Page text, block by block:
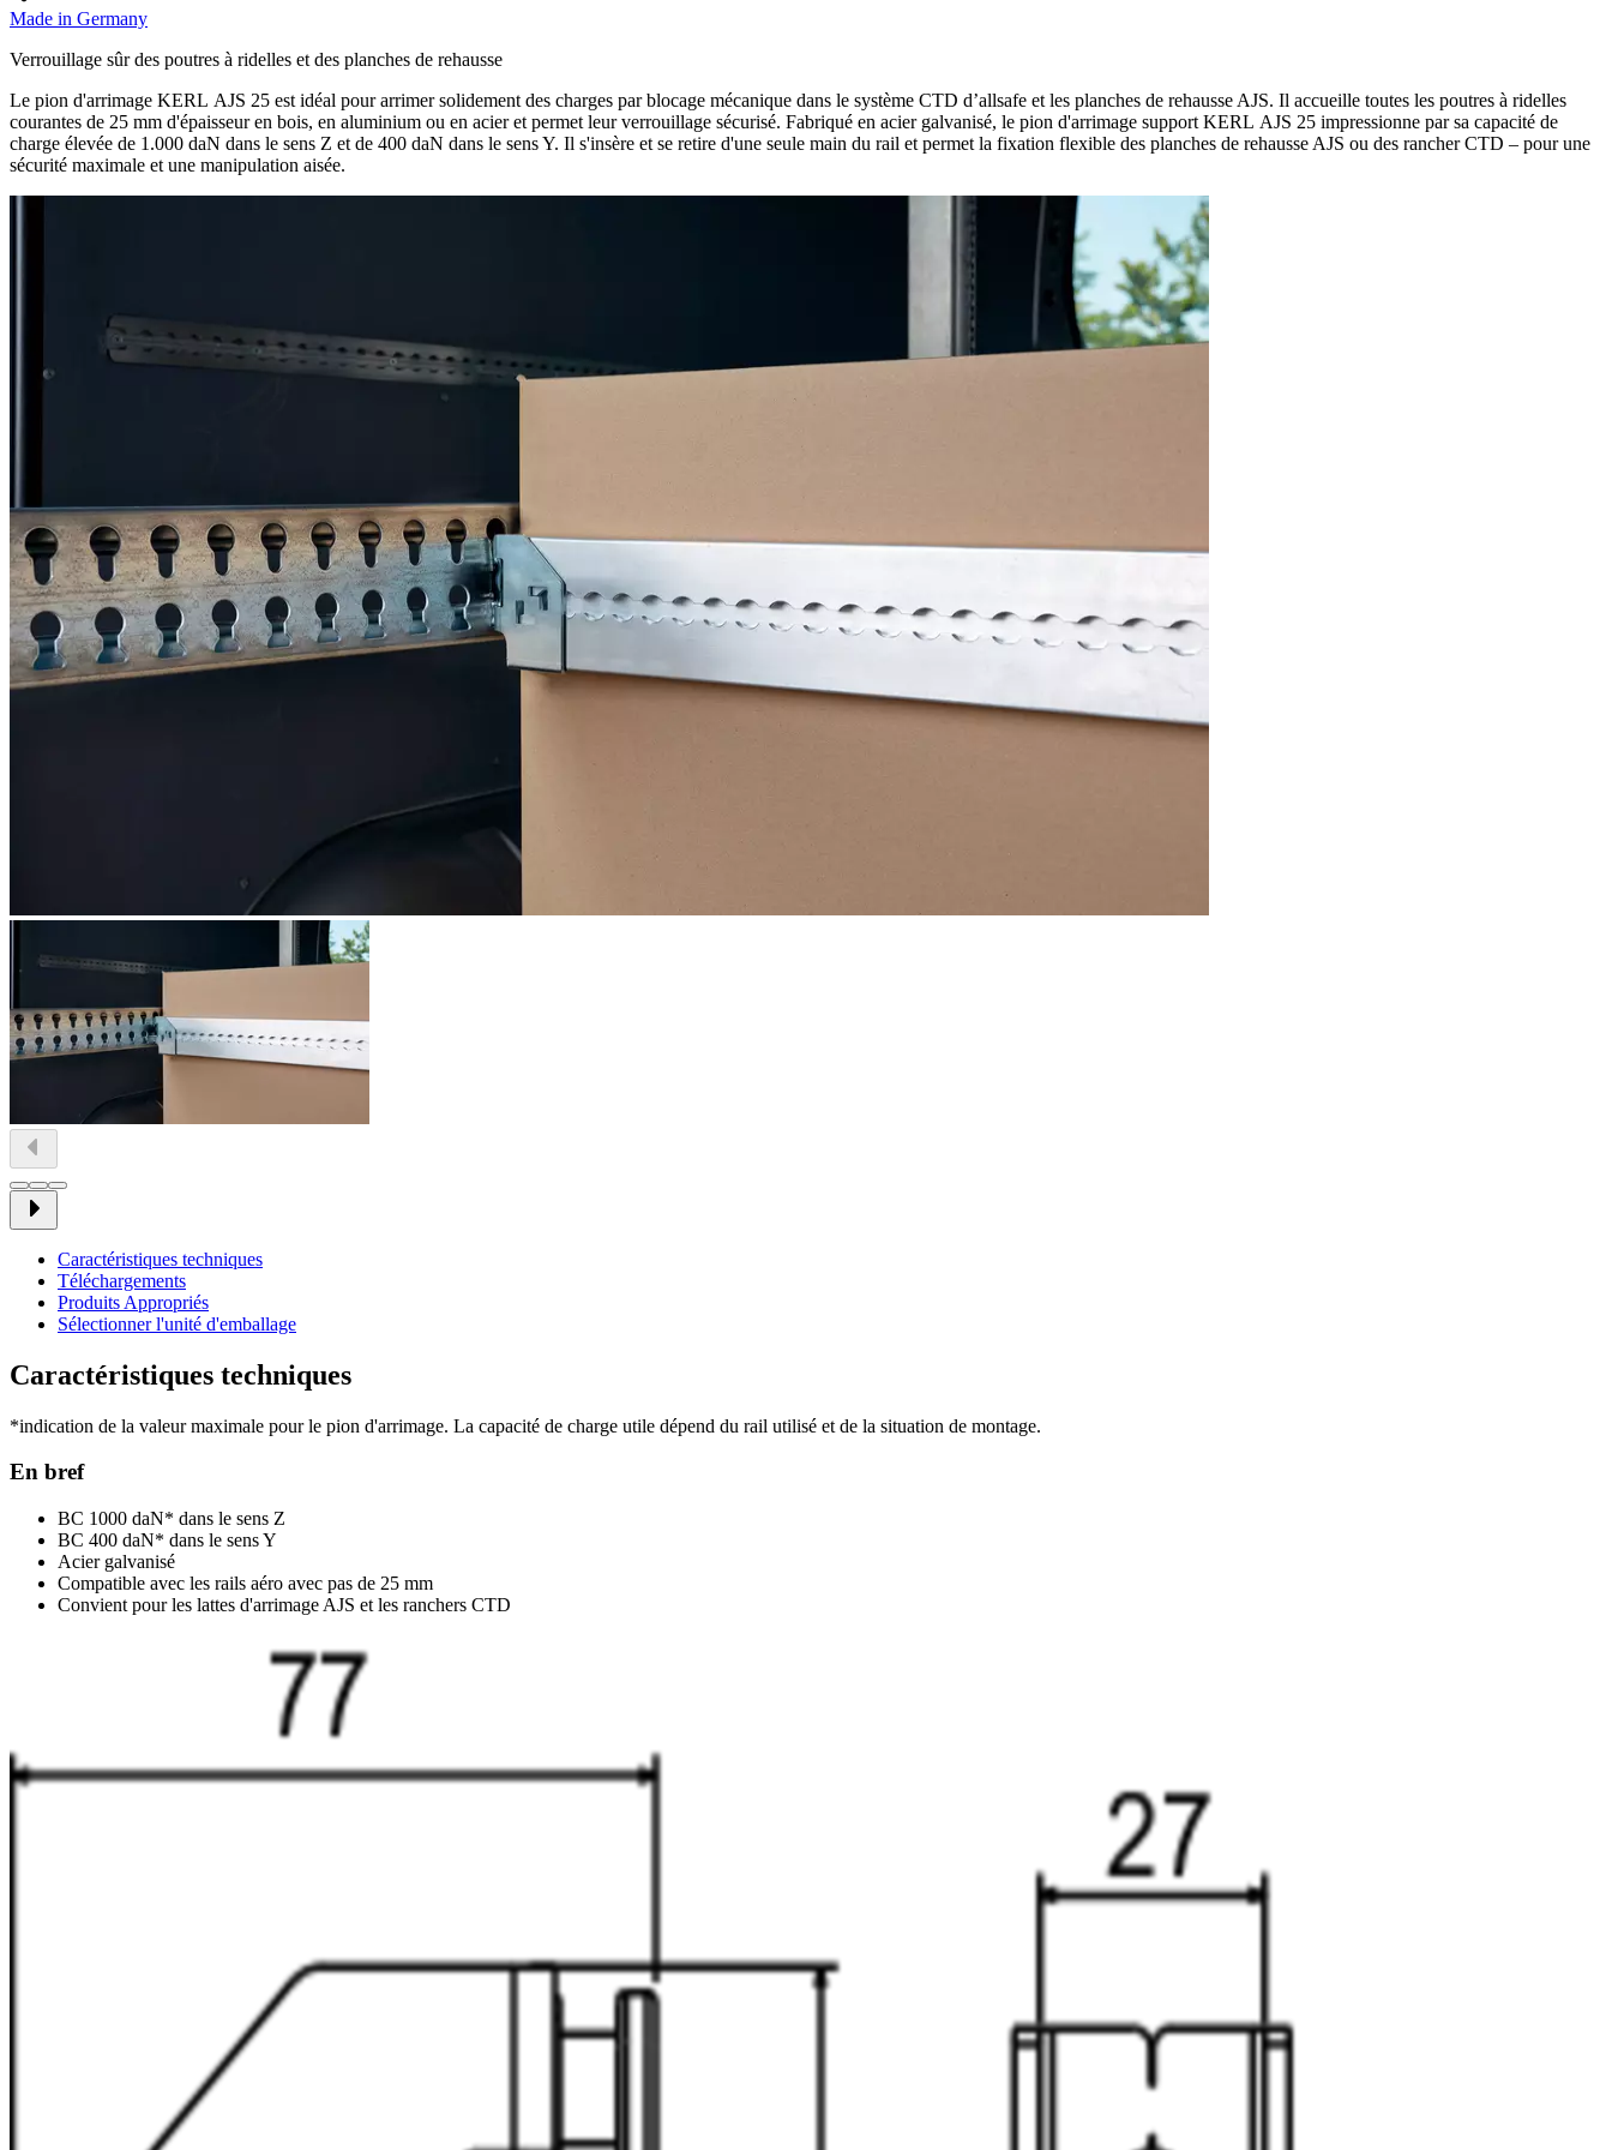
Made in Germany
Verrouillage sûr des poutres à ridelles et des planches de rehausse
Le pion d'arrimage KERL AJS 25 est idéal pour arrimer solidement des charges par blocage mécanique dans le système CTD d’allsafe et les planches de rehausse AJS. Il accueille toutes les poutres à ridelles
courantes de 25 mm d'épaisseur en bois, en aluminium ou en acier et permet leur verrouillage sécurisé. Fabriqué en acier galvanisé, le pion d'arrimage support KERL AJS 25 impressionne par sa capacité de
charge élevée de 1.000 daN dans le sens Z et de 400 daN dans le sens Y. Il s'insère et se retire d'une seule main du rail et permet la fixation flexible des planches de rehausse AJS ou des rancher CTD – pour une
sécurité maximale et une manipulation aisée.
Caractéristiques techniques
Téléchargements
Produits Appropriés
Sélectionner l'unité d'emballage
Caractéristiques techniques
*indication de la valeur maximale pour le pion d'arrimage. La capacité de charge utile dépend du rail utilisé et de la situation de montage.
En bref
BC 1000 daN* dans le sens Z
BC 400 daN* dans le sens Y
Acier galvanisé
Compatible avec les rails aéro avec pas de 25 mm
Convient pour les lattes d'arrimage AJS et les ranchers CTD